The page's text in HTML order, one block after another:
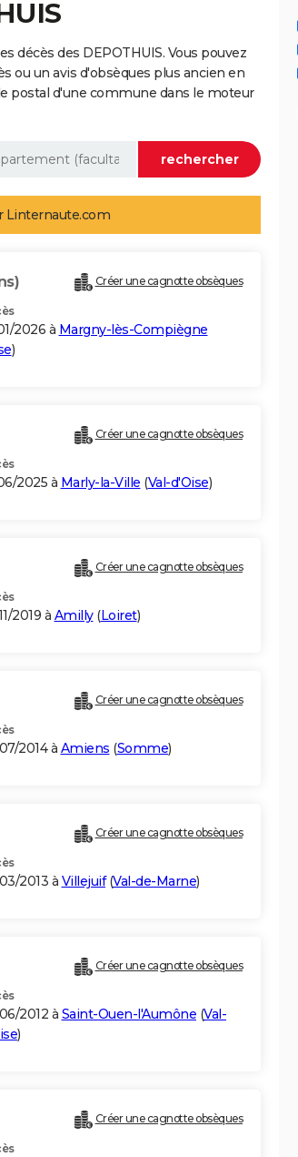
décès des DEPOTHUIS. Vous pouvez
ou un avis d'obsèques plus ancien en
postal d'une commune dans le moteur
Linternaute.com
Créer une cagnotte obsèques
2026 à Margny-lès-Compiègne
)
Créer une cagnotte obsèques
2025 à Marly-la-Ville (Val-d'Oise)
Créer une cagnotte obsèques
2019 à Amilly(Loiret)
Créer une cagnotte obsèques
2014 à Amiens (Somme)
Créer une cagnotte obsèques
2013 à Villejuif(Val-de-Marne)
Créer une cagnotte obsèques
2012 à Saint-Ouen-l'Aumône (Val-
)
Créer une cagnotte obsèques